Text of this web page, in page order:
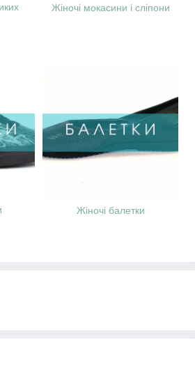
Жіночі мокасини і сліпони
Жіночі балетки